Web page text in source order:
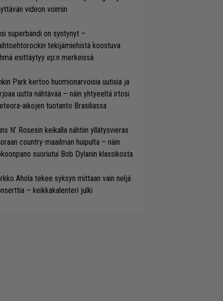
videon voimin
superbändi on syntynyt –
tekijämiehistä koostuva
esittäytyy ep:n merkeissä
Park kertoo huomionarvoisia uutisia ja
uutta nähtävää – näin yhtyeeltä irtosi
aikojen tuotanto Brasiliassa
N’ Rosesin keikalla nähtiin yllätysvieras
country-maailman huipulta – näin
suoriutui Bob Dylanin klassikosta
Ahola tekee syksyn mittaan vain neljä
– keikkakalenteri julki